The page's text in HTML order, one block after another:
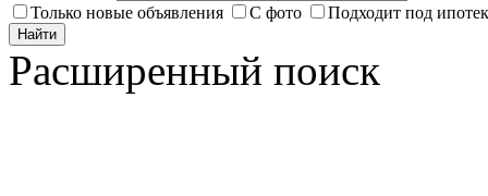
Только новые объявления
С фото Подходит под
Найти
Расширенный поиск